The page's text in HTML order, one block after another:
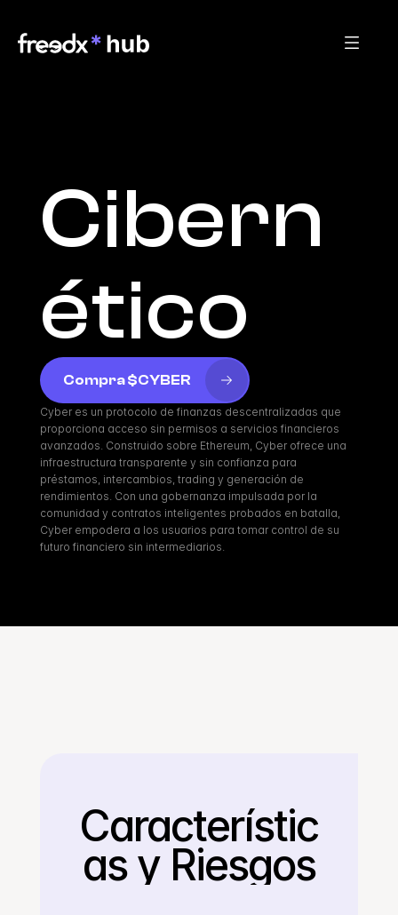
Cibern
ético
Compra $CYBER
Cyber es un protocolo de finanzas descentralizadas que
proporciona acceso sin permisos a servicios financieros
avanzados. Construido sobre Ethereum, Cyber ofrece una
infraestructura transparente y sin confianza para
préstamos, intercambios, trading y generación de
rendimientos. Con una gobernanza impulsada por la
comunidad y contratos inteligentes probados en batalla,
Cyber empodera a los usuarios para tomar control de su
futuro financiero sin intermediarios.
Regresar
Característic
as y Riesgos